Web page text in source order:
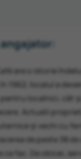
are o istorie
1962, localul a
pentru localnici, cât
Actualii
și vechi cu
de peste 38 de
ce fac. De obicei,